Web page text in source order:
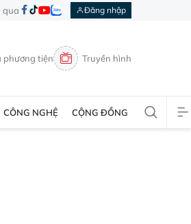
qua Đăng nhập
phương tiện Truyền hình
CÔNG NGHỆ CỘNG ĐỒNG